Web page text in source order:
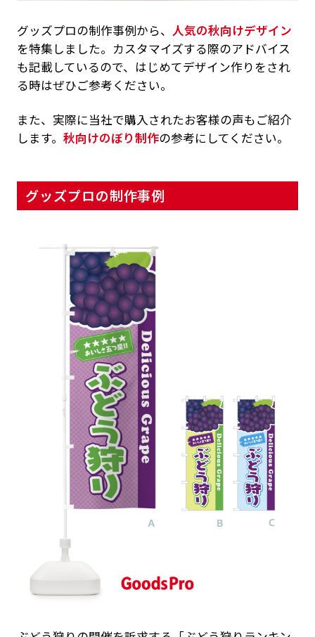
グッズプロの制作事例から、 人気の秋向けデザイン
を特集しました。カスタマイズする際のアドバイス
も記載しているので、はじめてデザイン作りをされ
る時はぜひご参考ください。
また、実際に当社で購入されたお客様の声もご紹介
します。 秋向けのぼり制作の参考にしてください。
グッズプロの制作事例